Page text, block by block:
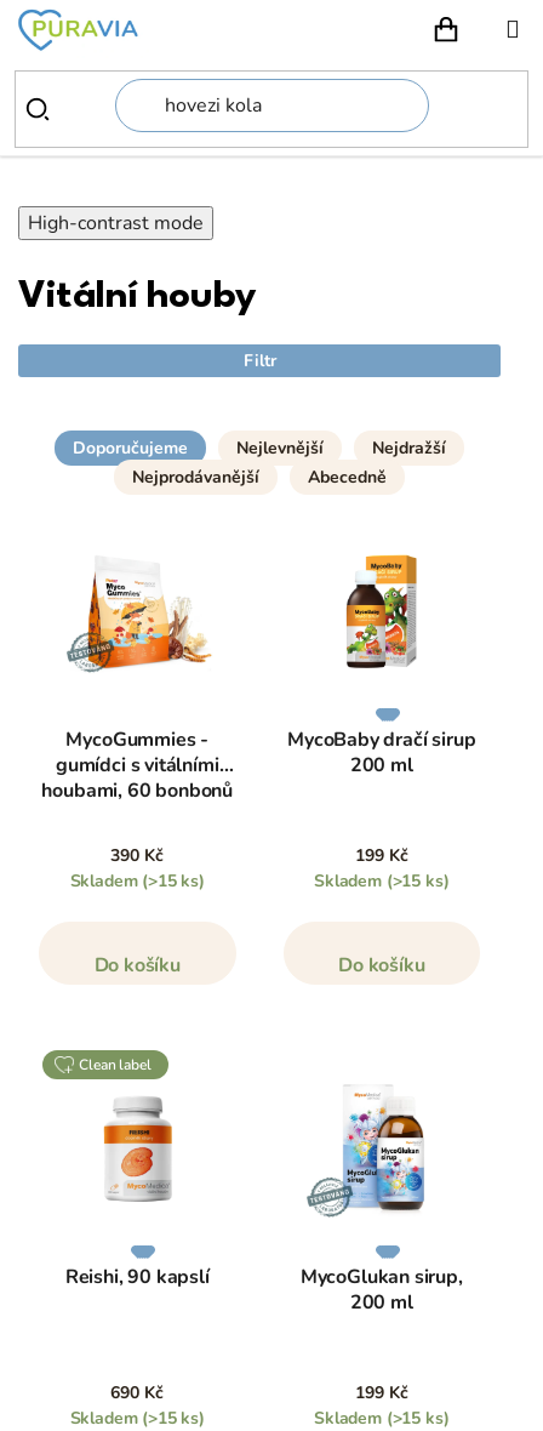
Přejít
obsah
High-contrast mode
Vitální houby
Filtr
Doporučujeme Nejlevnější
Nejdražší
Nejprodávanější
Abecedně
MycoGummies -
gumídci s vitálními
houbami, 60 bonbonů
390 Kč
Skladem (>15 ks)
Do košíku
MycoBaby dračí sirup
200 ml
199 Kč
Skladem (>15 ks)
Do košíku
clean label
Reishi, 90 kapslí
690 Kč
Skladem (>15 ks)
MycoGlukan sirup,
200 ml
199 Kč
Skladem (>15 ks)